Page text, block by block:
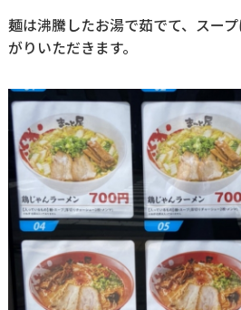
麺は沸騰したお湯で茹でて、スー
がりいただきます。